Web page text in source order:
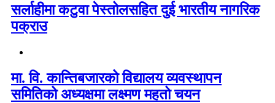
सर्लाहीमा कटुवा पेस्तोलसहित दुई भारतीय नागरिक
पक्राउ
मा. वि. कान्तिबजारको विद्यालय व्यवस्थापन
समितिको अध्यक्षमा लक्ष्मण महतो चयन